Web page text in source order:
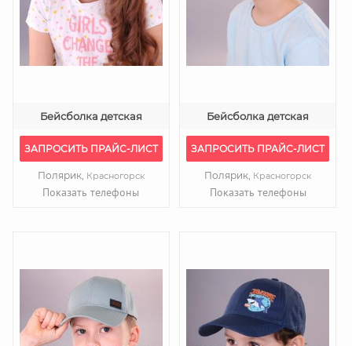
Бейсболка детская
ЗАПРОСИТЬ ПРАЙС-ЛИСТ
Полярик, Красногорск
Показать телефоны
Бейсболка детская
ЗАПРОСИТЬ ПРАЙС-ЛИСТ
Полярик, Красногорск
Показать телефоны